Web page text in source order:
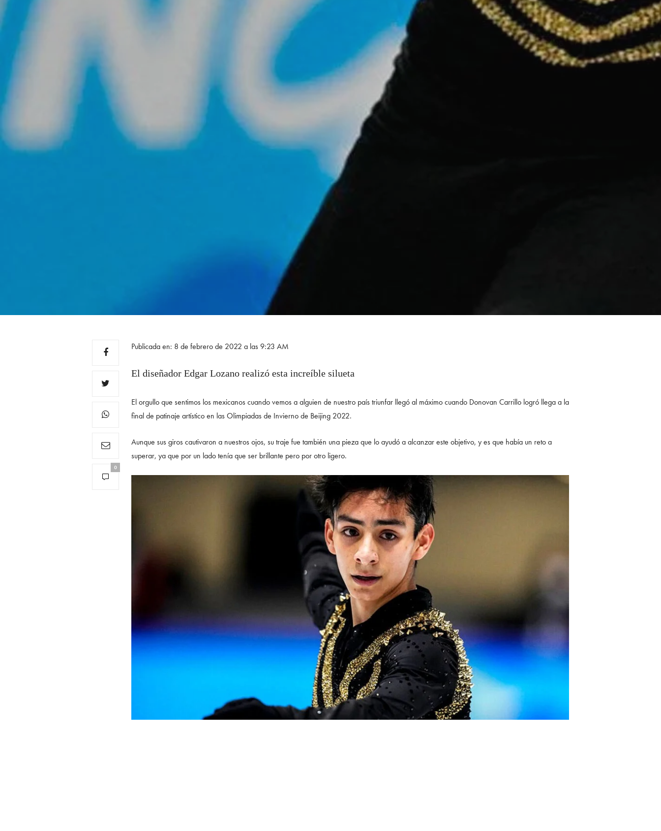
0
Publicada en: 8 de febrero de 2022 a las 9:23 AM
El diseñador Edgar Lozano realizó esta increíble silueta
El orgullo que sentimos los mexicanos cuando vemos a alguien de nuestro país triunfar llegó al máximo cuando Donovan Carrillo logró llega a la
final de patinaje artístico en las Olimpiadas de Invierno de Beijing 2022.
Aunque sus giros cautivaron a nuestros ojos, su traje fue también una pieza que lo ayudó a alcanzar este objetivo, y es que había un reto a
superar, ya que por un lado tenía que ser brillante pero por otro ligero.